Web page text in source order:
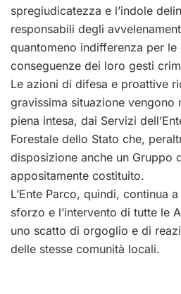
spregiudicatezza e l’indole
responsabili degli
quantomeno indifferenza per
conseguenze dei loro gesti
Le azioni di difesa e proattive
gravissima situazione vengono
piena intesa, dai Servizi
Forestale dello Stato che,
disposizione anche un Gruppo
appositamente costituito.
L’Ente Parco, quindi, continua
sforzo e l’intervento di tutte le
uno scatto di orgoglio e di
delle stesse comunità locali.